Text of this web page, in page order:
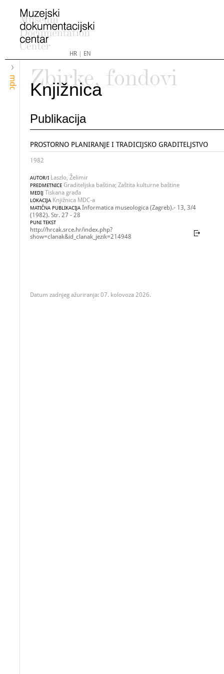
HR| EN
mdc
Zbirke, fondovi
Knjižnica
Publikacija
PROSTORNO PLANIRANJE I TRADICIJSKO GRADITELJSTVO
1982
AUTOR/I Laszlo, Želimir
PREDMETNICE Graditeljska baština; Zaštita kulturne baštine
MEDIJ Tiskana građa
LOKACIJA Knjižnica MDC-a
MATIČNA PUBLIKACIJA Informatica museologica (Zagreb).- 13, 3/4
(1982). Str. 27 - 28
PUNI TEKST
http://hrcak.srce.hr/index.php?
show=clanak&id_clanak_jezik=214948
Datum zadnjeg ažuriranja: 07. kolovoza 2026.